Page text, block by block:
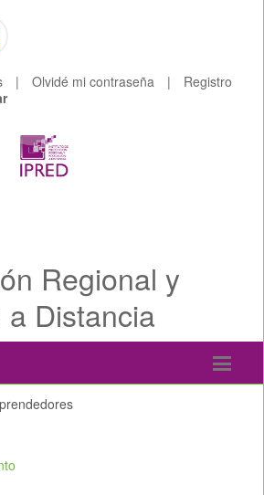
| Olvidé mi contraseña |
Registro
Regional y
Distancia